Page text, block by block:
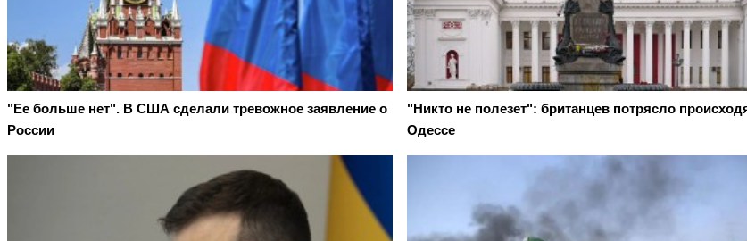
"Ее больше нет". В США сделали тревожное заявление о
России
"Никто не полезет": британцев потрясло
Одессе